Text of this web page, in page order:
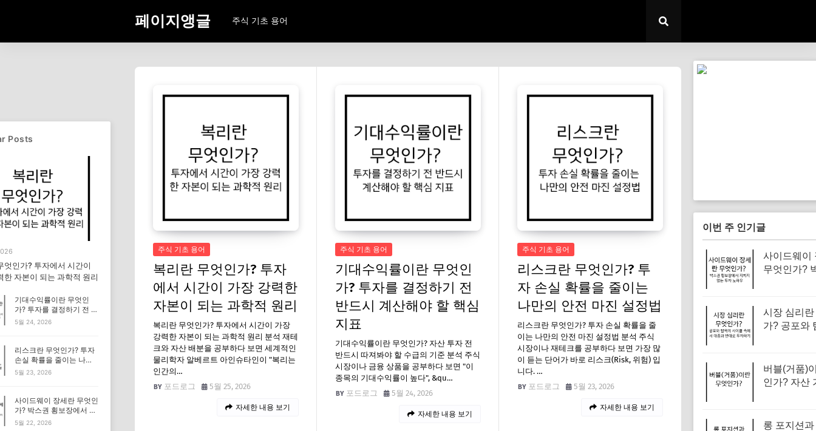
페이지앵글 주식 기초 용어
주식 기초 용어
복리란 무엇인가? 투자
에서 시간이 가장 강력한
자본이 되는 과학적 원리
복리란 무엇인가? 투자에서 시간이 가장
강력한 자본이 되는 과학적 원리 분석 재테
크와 자산 배분을 공부하다 보면 세계적인
물리학자 알베르트 아인슈타인이 "복리는
인간의…
포드로그
5월 25, 2026
자세한 내용 보기
주식 기초 용어
기대수익률이란 무엇인
가? 투자를 결정하기 전
반드시 계산해야 할 핵심
지표
기대수익률이란 무엇인가? 자산 투자 전
반드시 따져봐야 할 수급의 기준 분석 주식
시장이나 금융 상품을 공부하다 보면 "이
종목의 기대수익률이 높다", &qu…
포드로그
5월 24, 2026
자세한 내용 보기
주식 기초 용어
리스크란 무엇인가? 투
자 손실 확률을 줄이는
나만의 안전 마진 설정법
리스크란 무엇인가? 투자 손실 확률을 줄
이는 나만의 안전 마진 설정법 분석 주식
시장이나 재테크를 공부하다 보면 가장 많
이 듣는 단어가 바로 리스크(Risk, 위험) 입
니다. …
포드로그
5월 23, 2026
자세한 내용 보기
이번 주 인기글
사이드웨이
무엇인가?
시장 심리
가? 공포와
버블(거품)
인가? 자산
롱 포지션
Posts
엇인가? 투자에서 시간이
한 자본이 되는 과학적 원리
기대수익률이란 무엇인
가? 투자를 결정하기 전 반
드시 계산해야 할 핵심 지
5월 24, 2026
리스크란 무엇인가? 투자
손실 확률을 줄이는 나만
의 안전 마진 설정법
5월 23, 2026
사이드웨이 장세란 무엇인
가? 박스권 횡보장에서 지
치지 않는 투자 노하우
5월 22, 2026